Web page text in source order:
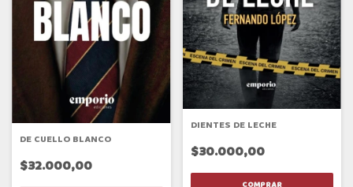
DE CUELLO BLANCO
$32.000,00
DIENTES DE LECHE
$30.000,00